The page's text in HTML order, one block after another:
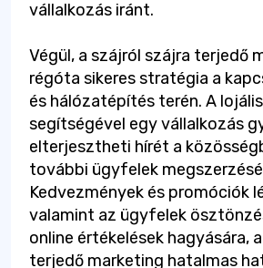
vállalkozás iránt.
Végül, a szájról szájra terjedő
régóta sikeres stratégia a
és hálózatépítés terén. A
segítségével egy vállalkozás
elterjesztheti hírét a
további ügyfelek
Kedvezmények és promóciók
valamint az ügyfelek
online értékelések hagyására,
terjedő marketing hatalmas